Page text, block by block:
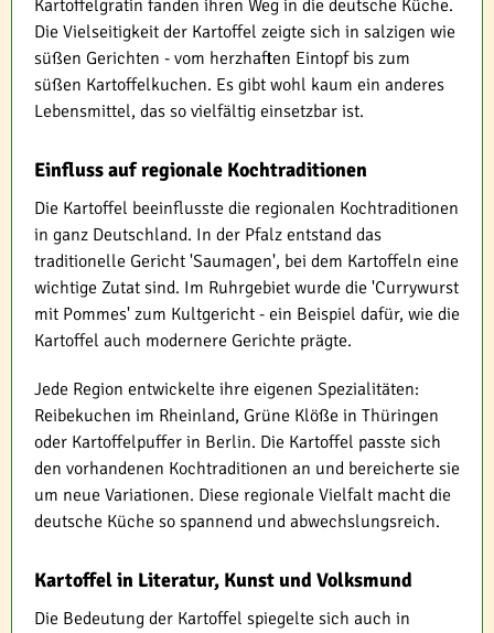
Kartoffelgratin fanden ihren Weg in die deutsche Küche.
Die Vielseitigkeit der Kartoffel zeigte sich in salzigen wie
süßen Gerichten - vom herzhaften Eintopf bis zum
süßen Kartoffelkuchen. Es gibt wohl kaum ein anderes
Lebensmittel, das so vielfältig einsetzbar ist.
Einfluss auf regionale Kochtraditionen
Die Kartoffel beeinflusste die regionalen Kochtraditionen
in ganz Deutschland. In der Pfalz entstand das
traditionelle Gericht 'Saumagen', bei dem Kartoffeln eine
wichtige Zutat sind. Im Ruhrgebiet wurde die 'Currywurst
mit Pommes' zum Kultgericht - ein Beispiel dafür, wie die
Kartoffel auch modernere Gerichte prägte.
Jede Region entwickelte ihre eigenen Spezialitäten:
Reibekuchen im Rheinland, Grüne Klöße in Thüringen
oder Kartoffelpuffer in Berlin. Die Kartoffel passte sich
den vorhandenen Kochtraditionen an und bereicherte sie
um neue Variationen. Diese regionale Vielfalt macht die
deutsche Küche so spannend und abwechslungsreich.
Kartoffel in Literatur, Kunst und Volksmund
Die Bedeutung der Kartoffel spiegelte sich auch in